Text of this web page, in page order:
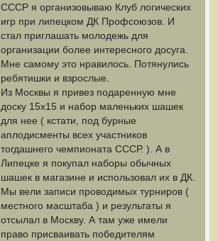
СССР я организовываю Клуб логических
игр при липецком ДК Профсоюзов. И
стал приглашать молодежь для
организации более интересного досуга.
Мне самому это нравилось. Потянулись
ребятишки и взрослые.
Из Москвы я привез подаренную мне
доску 15х15 и набор маленьких шашек
для нее ( кстати, под бурные
аплодисменты всех участников
тогдашнего чемпионата СССР. ). А в
Липецке я покупал наборы обычных
шашек в магазине и использовал их в ДК.
Мы вели записи проводимых турниров (
местного масштаба ) и результаты я
отсылал в Москву. А там уже имели
право присваивать победителям